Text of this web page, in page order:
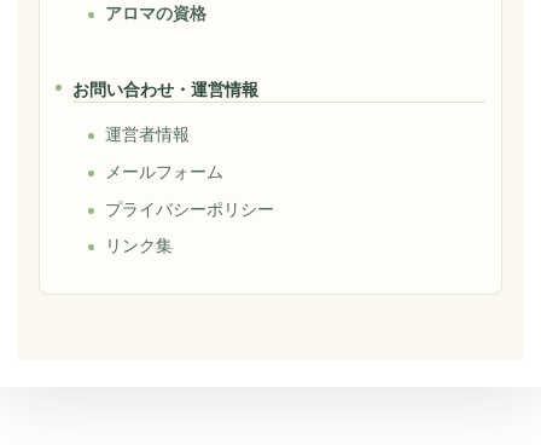
アロマの資格
お問い合わせ・運営情報
運営者情報
メールフォーム
プライバシーポリシー
リンク集